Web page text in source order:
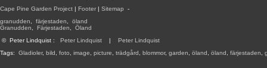
Cape Pine Garden Project | Footer | Sitemap -
granudden
färjestaden
öland
Granudden
Färjestaden
Öland
© Peter Lindquist : Peter Lindquist | Peter Lindquist
Tags: Gladioler, bild foto image picture trädgård blommor, garden öland öland färjestaden